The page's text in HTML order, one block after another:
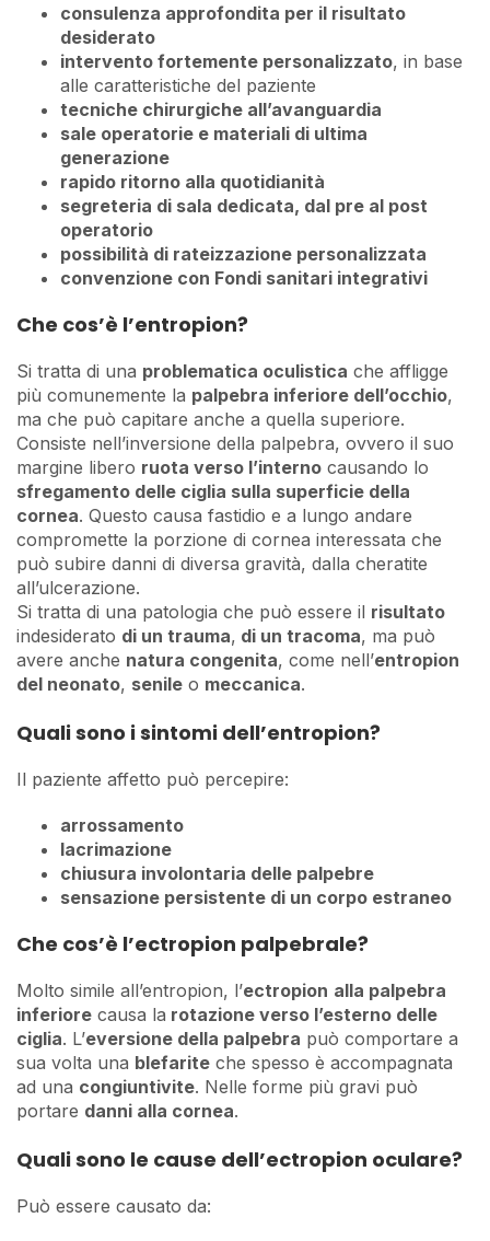
consulenza approfondita per il risultato
desiderato
intervento fortemente personalizzato, in base
alle caratteristiche del paziente
tecniche chirurgiche all’avanguardia
sale operatorie e materiali di ultima
generazione
rapido ritorno alla quotidianità
segreteria di sala dedicata, dal pre al post
operatorio
possibilità di rateizzazione personalizzata
convenzione con Fondi sanitari integrativi
Che cos’è l’entropion?
Si tratta di una problematica oculistica che affligge
più comunemente la palpebra inferiore dell’occhio,
ma che può capitare anche a quella superiore.
Consiste nell’inversione della palpebra, ovvero il suo
margine libero ruota verso l’interno causando lo
sfregamento delle ciglia sulla superficie della
cornea. Questo causa fastidio e a lungo andare
compromette la porzione di cornea interessata che
può subire danni di diversa gravità, dalla cheratite
all’ulcerazione.
Si tratta di una patologia che può essere il risultato
indesiderato di un trauma, di un tracoma, ma può
avere anche natura congenita, come nell’entropion
del neonato, senile o meccanica.
Quali sono i sintomi dell’entropion?
Il paziente affetto può percepire:
arrossamento
lacrimazione
chiusura involontaria delle palpebre
sensazione persistente di un corpo estraneo
Che cos’è l’ectropion palpebrale?
Molto simile all’entropion, l’ectropion alla palpebra
inferiore causa la rotazione verso l’esterno delle
ciglia. L’eversione della palpebra può comportare a
sua volta una blefarite che spesso è accompagnata
ad una congiuntivite. Nelle forme più gravi può
portare danni alla cornea.
Quali sono le cause dell’ectropion oculare?
Può essere causato da: